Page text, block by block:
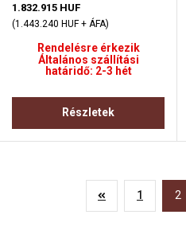
1.832.915 HUF
(1.443.240 HUF + ÁFA)
Rendelésre érkezik
Általános szállítási
határidő: 2-3 hét
Részletek
1 2